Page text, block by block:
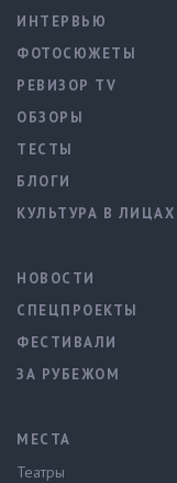
ИНТЕРВЬЮ
ФОТОСЮЖЕТЫ
РЕВИЗОР TV
ОБЗОРЫ
ТЕСТЫ
БЛОГИ
КУЛЬТУРА В ЛИЦАХ
НОВОСТИ
СПЕЦПРОЕКТЫ
ФЕСТИВАЛИ
ЗА РУБЕЖОМ
МЕСТА
Театры